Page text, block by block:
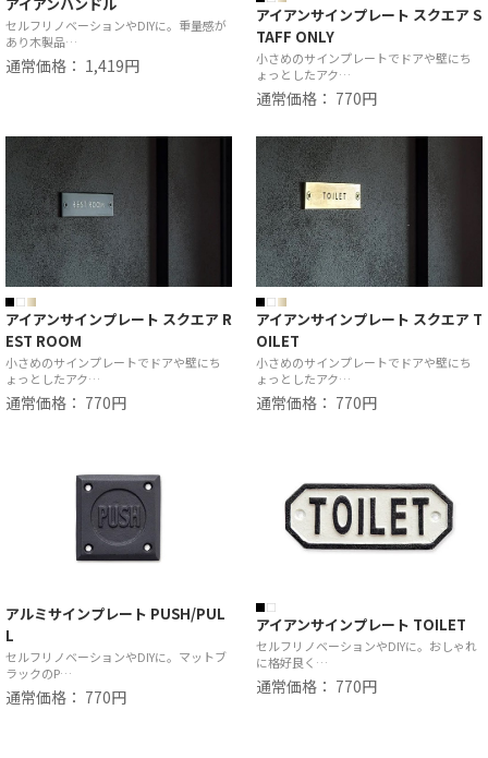
セルフリノベーションやDIYに。重量感が
あり木製品…
通常価格： 1,419円
アイアンサインプレート スクエア S
TAFF ONLY
小さめのサインプレートでドアや壁にち
ょっとしたアク…
通常価格： 770円
アイアンサインプレート スクエア R
EST ROOM
小さめのサインプレートでドアや壁にち
ょっとしたアク…
通常価格： 770円
アイアンサインプレート スクエア T
OILET
小さめのサインプレートでドアや壁にち
ょっとしたアク…
通常価格： 770円
アルミサインプレート PUSH/PUL
L
セルフリノベーションやDIYに。マットブ
ラックのP…
通常価格： 770円
アイアンサインプレート TOILET
セルフリノベーションやDIYに。おしゃれ
に格好良く…
通常価格： 770円